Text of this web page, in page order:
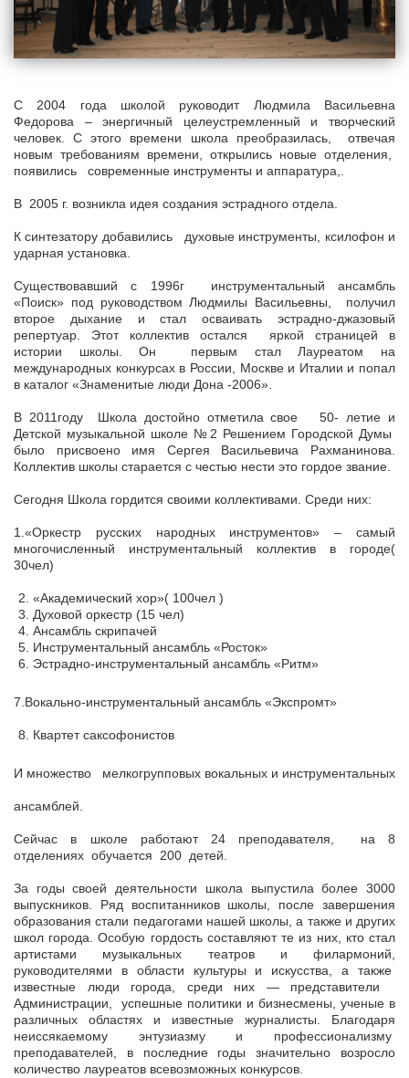
С 2004 года школой руководит Людмила Васильевна
Федорова – энергичный целеустремленный и творческий
человек. С этого времени школа преобразилась, отвечая
новым требованиям времени, открылись новые отделения,
появились современные инструменты и аппаратура,.
В 2005 г. возникла идея создания эстрадного отдела.
К синтезатору добавились духовые инструменты, ксилофон и
ударная установка.
Существовавший с 1996г инструментальный ансамбль
«Поиск» под руководством Людмилы Васильевны, получил
второе дыхание и стал осваивать эстрадно-джазовый
репертуар. Этот коллектив остался яркой страницей в
истории школы. Он первым стал Лауреатом на
международных конкурсах в России, Москве и Италии и попал
в каталог «Знаменитые люди Дона -2006».
В 2011году Школа достойно отметила свое 50- летие и
Детской музыкальной школе №2 Решением Городской Думы
было присвоено имя Сергея Васильевича Рахманинова.
Коллектив школы старается с честью нести это гордое звание.
Сегодня Школа гордится своими коллективами. Среди них:
1.«Оркестр русских народных инструментов» – самый
многочисленный инструментальный коллектив в городе(
30чел)
«Академический хор»( 100чел )
Духовой оркестр (15 чел)
Ансамбль скрипачей
Инструментальный ансамбль «Росток»
Эстрадно-инструментальный ансамбль «Ритм»
7.Вокально-инструментальный ансамбль «Экспромт»
Квартет саксофонистов
И множество мелкогрупповых вокальных и инструментальных
ансамблей.
Сейчас в школе работают 24 преподавателя, на 8
отделениях обучается 200 детей.
За годы своей деятельности школа выпустила более 3000
выпускников. Ряд воспитанников школы, после завершения
образования стали педагогами нашей школы, а также и других
школ города. Особую гордость составляют те из них, кто стал
артистами музыкальных театров и филармоний,
руководителями в области культуры и искусства, а также
известные люди города, среди них — представители
Администрации, успешные политики и бизнесмены, ученые в
различных областях и известные журналисты. Благодаря
неиссякаемому энтузиазму и профессионализму
преподавателей, в последние годы значительно возросло
количество лауреатов всевозможных конкурсов.